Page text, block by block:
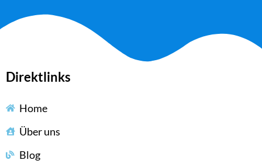
Direktlinks
Home
Über uns
Blog